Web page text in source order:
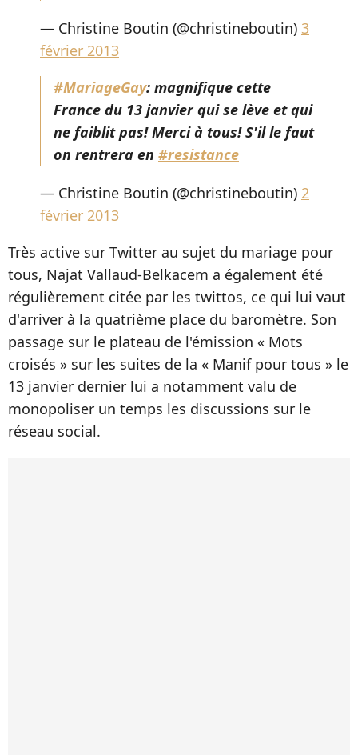
— Christine Boutin (@christineboutin) 3
février 2013
#MariageGay: magnifique cette
France du 13 janvier qui se lève et qui
ne faiblit pas! Merci à tous! S'il le faut
on rentrera en #resistance
— Christine Boutin (@christineboutin) 2
février 2013
Très active sur Twitter au sujet du mariage pour
tous, Najat Vallaud-Belkacem a également été
régulièrement citée par les twittos, ce qui lui vaut
d'arriver à la quatrième place du baromètre. Son
passage sur le plateau de l'émission « Mots
croisés » sur les suites de la « Manif pour tous » le
13 janvier dernier lui a notamment valu de
monopoliser un temps les discussions sur le
réseau social.